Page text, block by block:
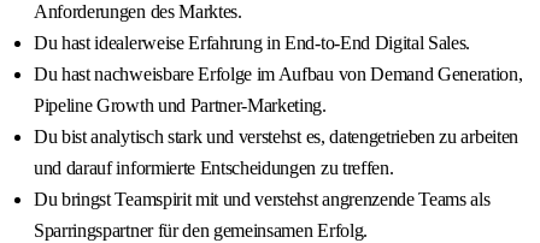
Anforderungen des Marktes.
Du hast idealerweise Erfahrung in End‑to‑End Digital Sales.
Du hast nachweisbare Erfolge im Aufbau von Demand Generation,
Pipeline Growth und Partner‑Marketing.
Du bist analytisch stark und verstehst es, datengetrieben zu arbeiten
und darauf informierte Entscheidungen zu treffen.
Du bringst Teamspirit mit und verstehst angrenzende Teams als
Sparringspartner für den gemeinsamen Erfolg.